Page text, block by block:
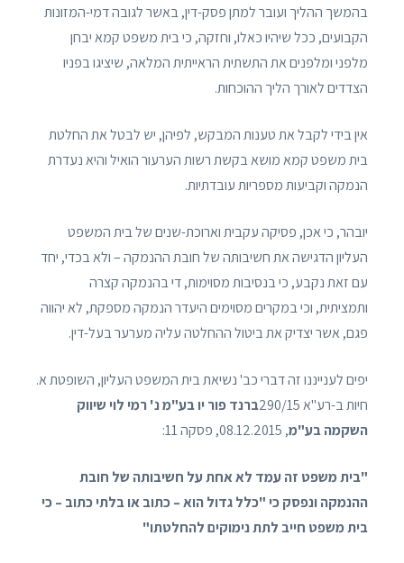
בהמשך ההליך ועובר למתן פסק-דין, באשר לגובה דמי-המזונות
הקבועים, ככל שיהיו כאלו, וחזקה, כי בית משפט קמא יבחן
מלפני ומלפנים את התשתית הראייתית המלאה, שיציגו בפניו
הצדדים לאורך הליך ההוכחות.
אין בידי לקבל את טענות המבקש, לפיהן, יש לבטל את החלטת
בית משפט קמא מושא בקשת רשות הערעור הואיל והיא נעדרת
הנמקה וקביעות מספריות עובדתיות.
יובהר, כי אכן, פסיקה עקבית וארוכת-שנים של בית המשפט
העליון הדגישה את חשיבותּה של חובת ההנמקה – ולא בכדי, יחד
עם זאת נקבע, כי בנסיבות מסוימות, די בהנמקה קצרה
ותמציתית, וכי במקרים מסוימים היעדר הנמקה מספקת, לא יהווה
פגם, אשר יצדיק את ביטול ההחלטה עליה מערער בעל-דין.
יפים לענייננו זה דברי כב' נשיאת בית המשפט העליון, השופטת א.
חיות ב-רע"א 290/15
ברנד פור יו בע"מ נ' רמי לוי שיווק
השקמה בע"מ, 08.12.2015, פסקה 11:
"בית משפט זה עמד לא אחת על חשיבותה של חובת
ההנמקה ונפסק כי "כלל גדול הוא – כתוב או בלתי כתוב – כי
בית משפט חייב לתת נימוקים להחלטתו"